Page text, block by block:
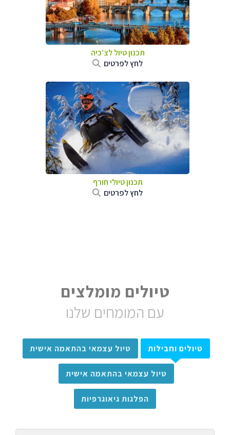
תכנון טיול לצ'כיה
לחץ לפרטים
תכנון טיולי חורף
לחץ לפרטים
טיולים מומלצים
עם המומחים שלנו
טיולים וחבילות טיול עצמאי בהתאמה אישית
טיול עצמאי בהתאמה אישית
הפלגות גיאוגרפיות